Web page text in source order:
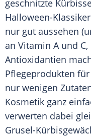
geschnitzte
Halloween-
nur gut aussehen
an Vitamin A und
Antioxidantien
Pflegeprodukten
nur wenigen
Kosmetik ganz
verwerten dabei
Grusel-